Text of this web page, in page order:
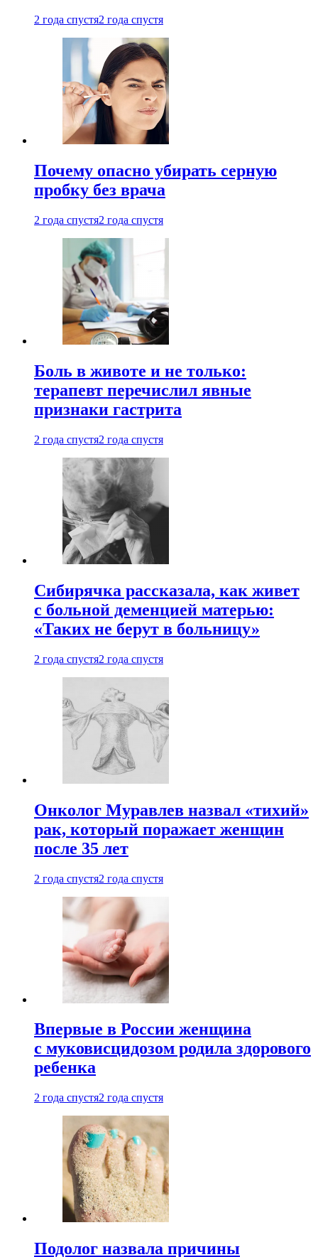
2 года спустя2 года спустя
Почему опасно убирать серную
пробку без врача
2 года спустя2 года спустя
Боль в животе и не только:
терапевт перечислил явные
признаки гастрита
2 года спустя2 года спустя
Сибирячка рассказала, как живет
с больной деменцией матерью:
«Таких не берут в больницу»
2 года спустя2 года спустя
Онколог Муравлев назвал «тихий»
рак, который поражает женщин
после 35 лет
2 года спустя2 года спустя
Впервые в России женщина
с муковисцидозом родила здорового
ребенка
2 года спустя2 года спустя
Подолог назвала причины